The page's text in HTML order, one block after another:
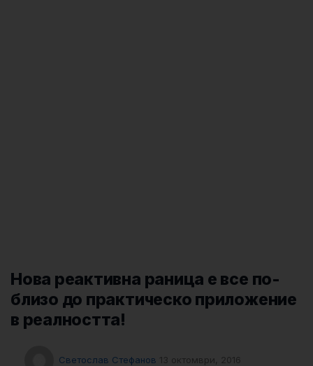
Нова реактивна раница е все по-
близо до практическо приложение
в реалността!
Светослав Стефанов 13 октомври, 2016